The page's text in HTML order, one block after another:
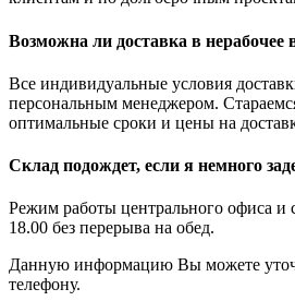
Возможна ли доставка в
Все индивидуальные условия
персональным менеджером.
оптимальные сроки и цены на
Склад подождет, если я немного
Режим работы центрального офиса и
18.00 без перерыва на обед.
Данную информацию Вы можете
телефону.